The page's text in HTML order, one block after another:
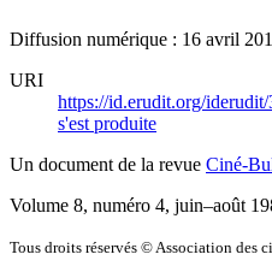
Diffusion numérique : 16 avril
URI
https://id.erudit.org/iderudit/
s'est produite
Un document de la revue Ciné-
Volume 8, numéro 4, juin–août
Tous droits réservés © Association des